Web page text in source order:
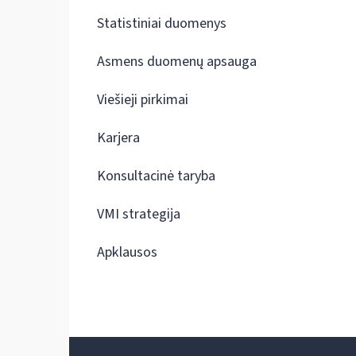
Statistiniai duomenys
Asmens duomenų apsauga
Viešieji pirkimai
Karjera
Konsultacinė taryba
VMI strategija
Apklausos